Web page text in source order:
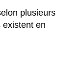
plusieurs
existent en